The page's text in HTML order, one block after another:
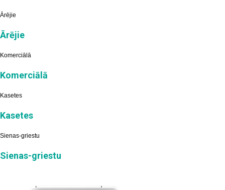
Ārējie
Ārējie
Komerciālā
Komerciālā
Kasetes
Kasetes
Sienas-griestu
Sienas-griestu